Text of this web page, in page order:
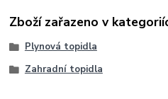
Zboží zařazeno v
Plynová topidla
Zahradní topidla